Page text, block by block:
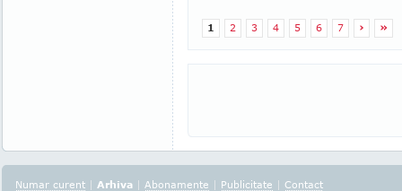
1 2 3 4 5 6 7 › »
Numar curent | Arhiva | Abonamente | Publicitate | Contact